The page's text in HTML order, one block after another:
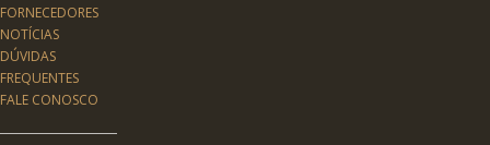
FORNECEDORES
NOTÍCIAS
DÚVIDAS
FREQUENTES
FALE CONOSCO